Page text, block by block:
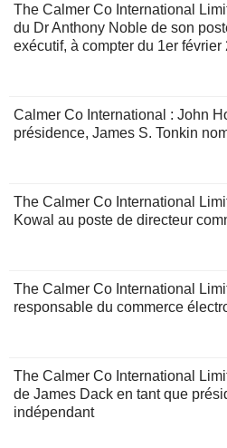
The Calmer Co International
du Dr Anthony Noble de son
exécutif, à compter du 1er février
Calmer Co International : John
présidence, James S. Tonkin
The Calmer Co International
Kowal au poste de directeur
The Calmer Co International
responsable du commerce
The Calmer Co International
de James Dack en tant que
indépendant